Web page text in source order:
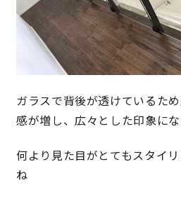
生涯続く安心のアフター
ラインナップ
最響の家
Groovin’
ガラスで背後が透けているた
感が増し、広々とした印象にな
何より見た目がとてもスタイ
ね